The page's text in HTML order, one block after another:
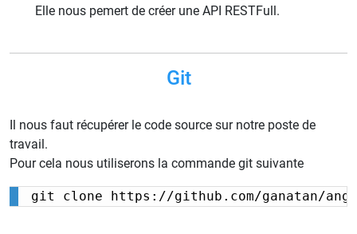
Elle nous pemert de créer une API RESTFull.
Git
Il nous faut récupérer le code source sur notre poste de
travail.
Pour cela nous utiliserons la commande git suivante
git clone https://github.com/ganatan/